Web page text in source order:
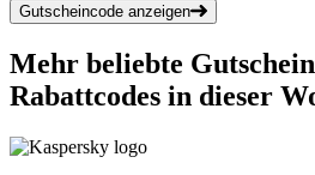
Gutscheincode anzeigen
Mehr beliebte
Rabattcodes in dieser